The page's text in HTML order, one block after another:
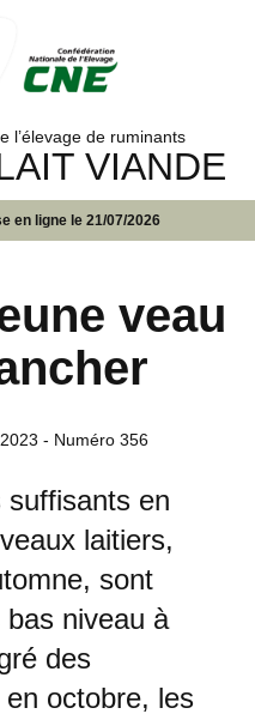
l’élevage de ruminants
VIANDE
en ligne le 21/07/2026
veau
- Numéro 356
suffisants en
laitiers,
sont
niveau à
des
octobre, les